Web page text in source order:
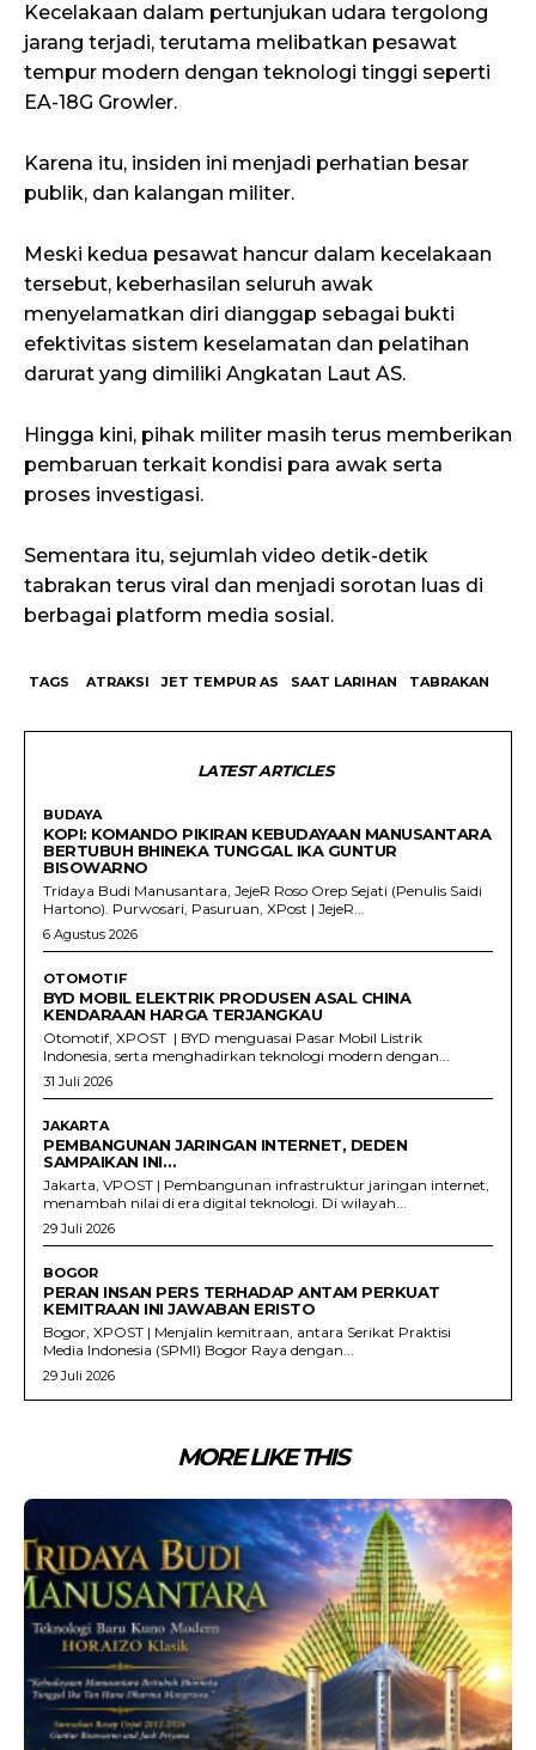
Kecelakaan dalam pertunjukan udara tergolong
jarang terjadi, terutama melibatkan pesawat
tempur modern dengan teknologi tinggi seperti
EA-18G Growler.
Karena itu, insiden ini menjadi perhatian besar
publik, dan kalangan militer.
Meski kedua pesawat hancur dalam kecelakaan
tersebut, keberhasilan seluruh awak
menyelamatkan diri dianggap sebagai bukti
efektivitas sistem keselamatan dan pelatihan
darurat yang dimiliki Angkatan Laut AS.
Hingga kini, pihak militer masih terus memberikan
pembaruan terkait kondisi para awak serta
proses investigasi.
Sementara itu, sejumlah video detik-detik
tabrakan terus viral dan menjadi sorotan luas di
berbagai platform media sosial.
TAGS ATRAKSI JET TEMPUR AS SAAT LARIHAN TABRAKAN
LATEST ARTICLES
BUDAYA
KOPI: KOMANDO PIKIRAN KEBUDAYAAN MANUSANTARA
BERTUBUH BHINEKA TUNGGAL IKA GUNTUR
BISOWARNO
Tridaya Budi Manusantara, JejeR Roso Orep Sejati (Penulis Saidi
Hartono). Purwosari, Pasuruan, XPost | JejeR...
6 Agustus 2026
OTOMOTIF
BYD MOBIL ELEKTRIK PRODUSEN ASAL CHINA
KENDARAAN HARGA TERJANGKAU
Otomotif, XPOST | BYD menguasai Pasar Mobil Listrik
Indonesia, serta menghadirkan teknologi modern dengan...
31 Juli 2026
JAKARTA
PEMBANGUNAN JARINGAN INTERNET, DEDEN
SAMPAIKAN INI…
Jakarta, VPOST | Pembangunan infrastruktur jaringan internet,
menambah nilai di era digital teknologi. Di wilayah...
29 Juli 2026
BOGOR
PERAN INSAN PERS TERHADAP ANTAM PERKUAT
KEMITRAAN INI JAWABAN ERISTO
Bogor, XPOST | Menjalin kemitraan, antara Serikat Praktisi
Media Indonesia (SPMI) Bogor Raya dengan...
29 Juli 2026
MORE LIKE THIS